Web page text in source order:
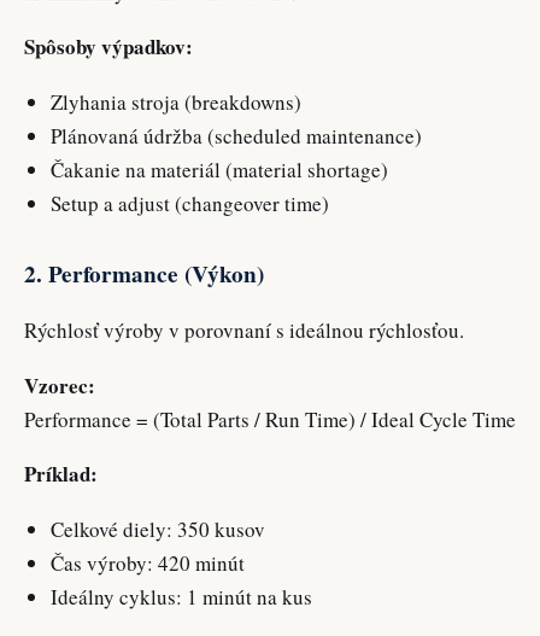
Spôsoby výpadkov:
Zlyhania stroja (breakdowns)
Plánovaná údržba (scheduled maintenance)
Čakanie na materiál (material shortage)
Setup a adjust (changeover time)
2. Performance (Výkon)
Rýchlosť výroby v porovnaní s ideálnou rýchlosťou.
Vzorec:
Performance = (Total Parts / Run Time) / Ideal Cycle Time
Príklad:
Celkové diely: 350 kusov
Čas výroby: 420 minút
Ideálny cyklus: 1 minút na kus